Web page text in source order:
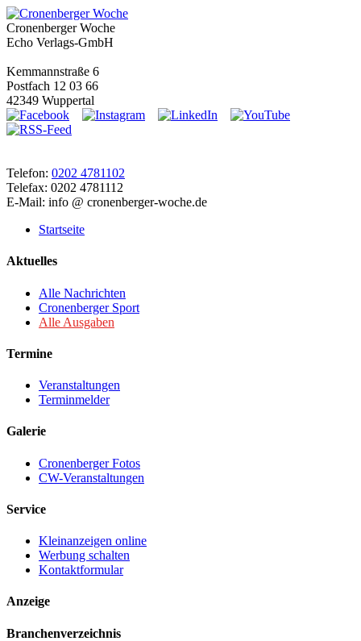
Cronenberger Woche
Echo Verlags-GmbH
Kemmannstraße 6
Postfach 12 03 66
42349 Wuppertal
Telefon: 0202 4781102
Telefax: 0202 4781112
E-Mail: info @ cronenberger-woche.de
Startseite
Aktuelles
Alle Nachrichten
Cronenberger Sport
Alle Ausgaben
Termine
Veranstaltungen
Terminmelder
Galerie
Cronenberger Fotos
CW-Veranstaltungen
Service
Kleinanzeigen online
Werbung schalten
Kontaktformular
Anzeige
Branchenverzeichnis